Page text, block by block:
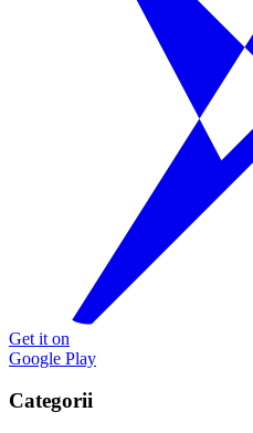
Get it on
Google Play
Categorii